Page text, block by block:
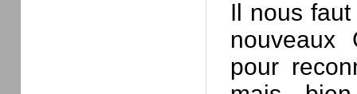
Il nous
nouveaux
pour